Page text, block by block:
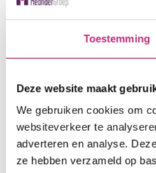
Toestemming
Deze website maakt
We gebruiken cookies om
websiteverkeer te
adverteren en analyse.
ze hebben verzameld op